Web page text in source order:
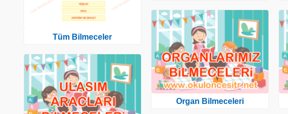
Tüm Bilmeceler
Organ Bilmeceleri